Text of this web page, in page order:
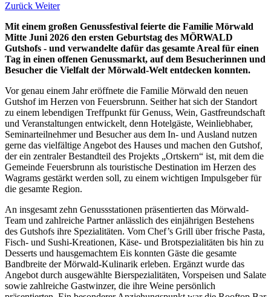
Zurück Weiter
Mit einem großen Genussfestival feierte die Familie Mörwald
Mitte Juni 2026 den ersten Geburtstag des MÖRWALD
Gutshofs - und verwandelte dafür das gesamte Areal für einen
Tag in einen offenen Genussmarkt, auf dem Besucherinnen und
Besucher die Vielfalt der Mörwald-Welt entdecken konnten.
Vor genau einem Jahr eröffnete die Familie Mörwald den neuen
Gutshof im Herzen von Feuersbrunn. Seither hat sich der Standort
zu einem lebendigen Treffpunkt für Genuss, Wein, Gastfreundschaft
und Veranstaltungen entwickelt, denn Hotelgäste, Weinliebhaber,
Seminarteilnehmer und Besucher aus dem In- und Ausland nutzen
gerne das vielfältige Angebot des Hauses und machen den Gutshof,
der ein zentraler Bestandteil des Projekts „Ortskern“ ist, mit dem die
Gemeinde Feuersbrunn als touristische Destination im Herzen des
Wagrams gestärkt werden soll, zu einem wichtigen Impulsgeber für
die gesamte Region.
An insgesamt zehn Genussstationen präsentierten das Mörwald-
Team und zahlreiche Partner anlässlich des einjährigen Bestehens
des Gutshofs ihre Spezialitäten. Vom Chef’s Grill über frische Pasta,
Fisch- und Sushi-Kreationen, Käse- und Brotspezialitäten bis hin zu
Desserts und hausgemachtem Eis konnten Gäste die gesamte
Bandbreite der Mörwald-Kulinarik erleben. Ergänzt wurde das
Angebot durch ausgewählte Bierspezialitäten, Vorspeisen und Salate
sowie zahlreiche Gastwinzer, die ihre Weine persönlich